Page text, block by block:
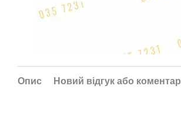
Опис Новий відгук або коментар